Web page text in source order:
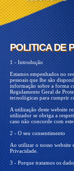
POLITICA DE
POLITICA DE
1 - Introdução
Estamos empenhados no
pessoais que lhe são
informação sobre a forma
Regulamento Geral de
tecnológicas para cumprir
A utilização deste website
utilizador se obriga a
caso não concorde com
2 - O seu consentimento
Ao utilizar o nosso website
Privacidade.
3 - Porque tratamos os